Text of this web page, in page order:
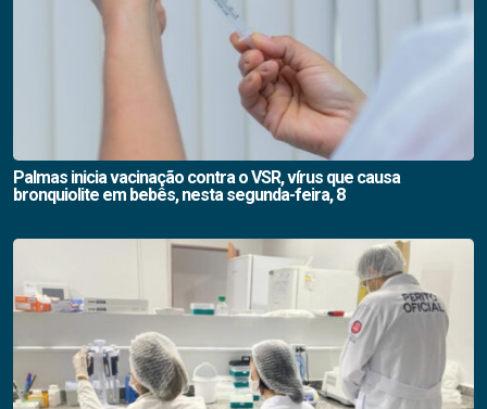
Palmas inicia vacinação contra o VSR, vírus que causa
bronquiolite em bebês, nesta segunda-feira, 8